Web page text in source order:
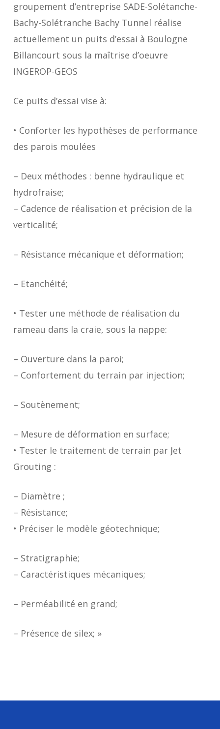
groupement d’entreprise SADE-Solétanche-
Bachy-Solétranche Bachy Tunnel réalise
actuellement un puits d’essai à Boulogne
Billancourt sous la maîtrise d’oeuvre
INGEROP-GEOS
Ce puits d’essai vise à:
• Conforter les hypothèses de performance
des parois moulées
– Deux méthodes : benne hydraulique et
hydrofraise;
– Cadence de réalisation et précision de la
verticalité;
– Résistance mécanique et déformation;
– Etanchéité;
• Tester une méthode de réalisation du
rameau dans la craie, sous la nappe:
– Ouverture dans la paroi;
– Confortement du terrain par injection;
– Soutènement;
– Mesure de déformation en surface;
• Tester le traitement de terrain par Jet
Grouting :
– Diamètre ;
– Résistance;
• Préciser le modèle géotechnique;
– Stratigraphie;
– Caractéristiques mécaniques;
– Perméabilité en grand;
– Présence de silex; »